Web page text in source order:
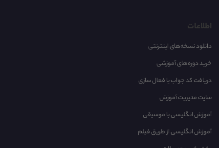
اطلاعات
دانلود نسخه‌های اینترنتی
خرید دوره‌های آموزشی
دریافت کد جواب یا فعال سازی
سایت مدیریت آموزش
آموزش انگلیسی با موسیقی‌
آموزش انگلیسی از طریق فیلم